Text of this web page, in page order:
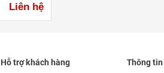
Liên hệ
Hỗ trợ khách hàng Thông tin